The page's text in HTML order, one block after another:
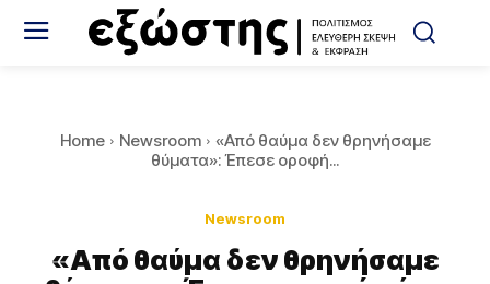
Home Newsroom
«Από θαύμα δεν θρηνήσαμε
θύματα»: Έπεσε οροφή...
Newsroom
«Από θαύμα δεν θρηνήσαμε